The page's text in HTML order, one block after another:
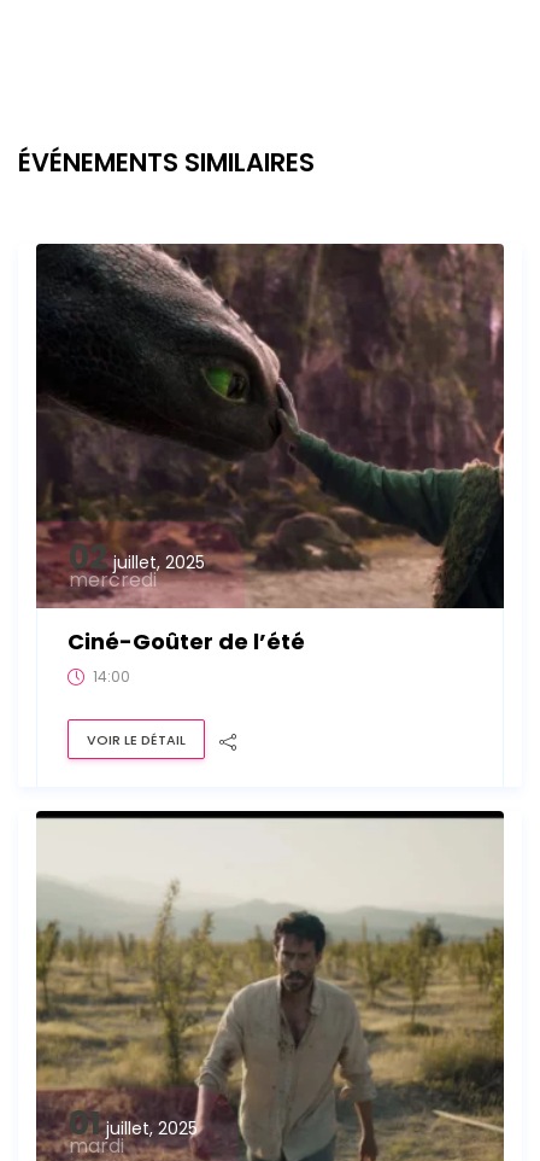
ÉVÉNEMENTS SIMILAIRES
02 juillet, 2025
mercredi
Ciné-Goûter de l’été
14:00
VOIR LE DÉTAIL
01 juillet, 2025
mardi